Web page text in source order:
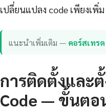
เปลี่ยนแปลง code เพียงเพิ่
แนะนำเพิ่มเติม — คอร์สเทร
การติดตั้งและตั้
Code — ขั้นตอ